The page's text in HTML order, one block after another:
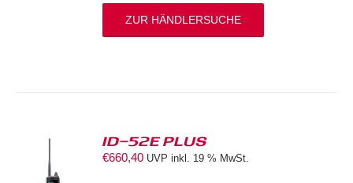
ZUR HÄNDLERSUCHE
ID-52E PLUS
€660,40 UVP inkl. 19 % MwSt.